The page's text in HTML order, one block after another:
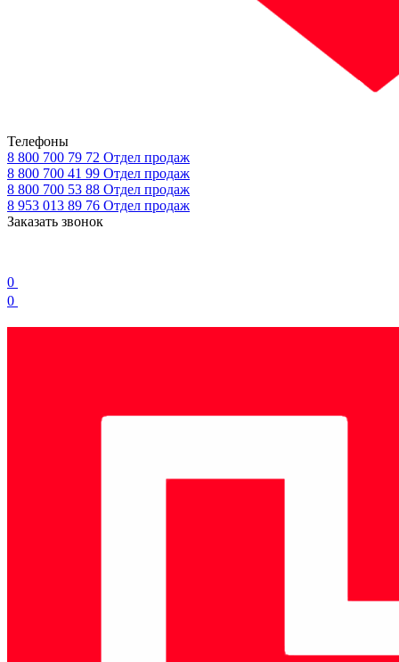
Телефоны
8 800 700 79 72 Отдел продаж
8 800 700 41 99 Отдел продаж
8 800 700 53 88 Отдел продаж
8 953 013 89 76 Отдел продаж
Заказать звонок
0
0